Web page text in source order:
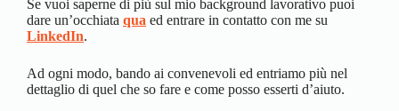
Se vuoi saperne di più sul mio background lavorativo puoi
dare un’occhiata qua ed entrare in contatto con me su
LinkedIn.
Ad ogni modo, bando ai convenevoli ed entriamo più nel
dettaglio di quel che so fare e come posso esserti d’aiuto.